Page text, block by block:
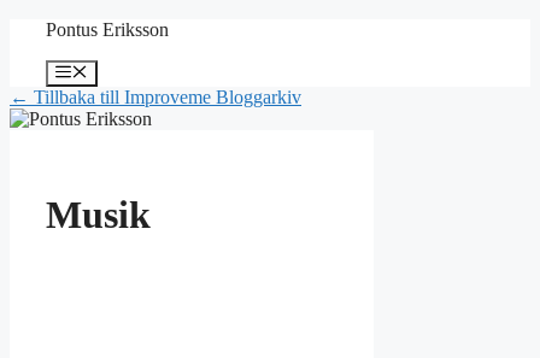
Hoppa
innehåll
Pontus Eriksson
Meny
← Tillbaka till Improveme Bloggarkiv
Musik